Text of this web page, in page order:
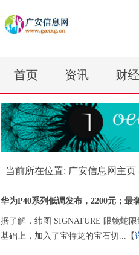
首页 资讯 财经
当前所在位置: 广安信息网主页
华为P40系列低调发布，2200元；最
据了解，纬图 SIGNATURE 眼镜蛇
基础上，加入了宝特龙的宝石切...【